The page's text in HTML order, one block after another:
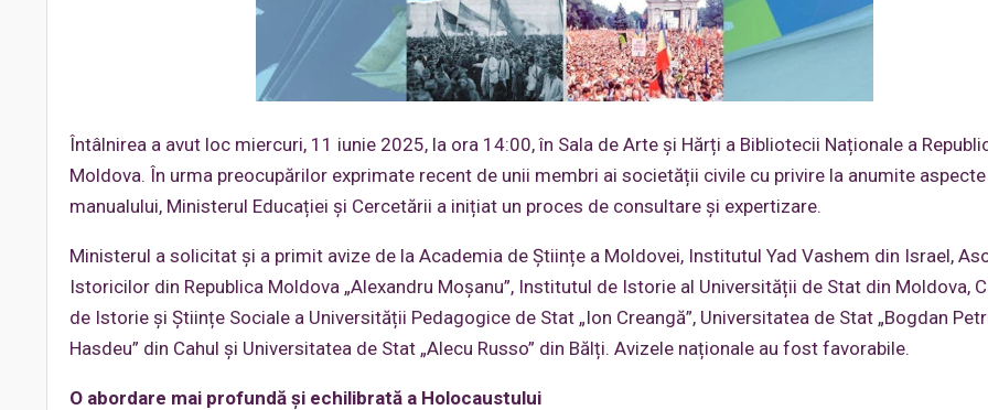
Întâlnirea a avut loc miercuri, 11 iunie 2025, la ora 14:00, în Sala de Arte și Hărți a Bibliotecii Naționale a
Moldova. În urma preocupărilor exprimate recent de unii membri ai societății civile cu privire la anumite
manualului, Ministerul Educației și Cercetării a inițiat un proces de consultare și expertizare.
Ministerul a solicitat și a primit avize de la Academia de Științe a Moldovei, Institutul Yad Vashem din Israel,
Istoricilor din Republica Moldova „Alexandru Moșanu”, Institutul de Istorie al Universității de Stat din Moldova,
de Istorie și Științe Sociale a Universității Pedagogice de Stat „Ion Creangă”, Universitatea de Stat „Bogdan
Hasdeu” din Cahul și Universitatea de Stat „Alecu Russo” din Bălți. Avizele naționale au fost favorabile.
O abordare mai profundă și echilibrată a Holocaustului